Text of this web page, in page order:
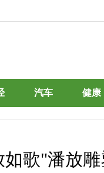
汽车 健康
歌"潘放